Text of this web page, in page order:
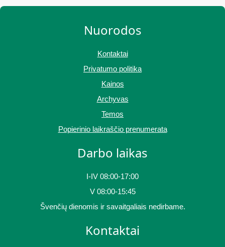
Nuorodos
Kontaktai
Privatumo politika
Kainos
Archyvas
Temos
Popierinio laikraščio prenumerata
Darbo laikas
I-IV 08:00-17:00
V 08:00-15:45
Švenčių dienomis ir savaitgaliais nedirbame.
Kontaktai